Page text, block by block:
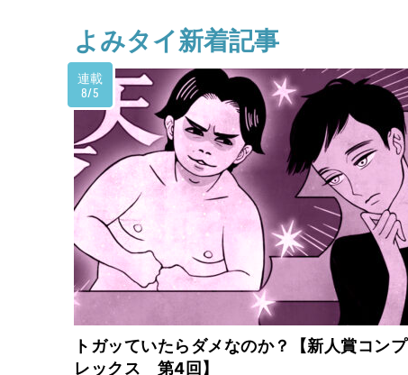
よみタイ新着記事
連載
8/5
トガッていたらダメなのか？【新人賞コンプ
レックス 第4回】